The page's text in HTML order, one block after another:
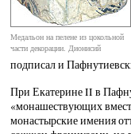
Медальон на пелене из цокольной
части декорации. Дионисий
подписал и
При Екатерине II в
«монашествующих
монастырские имения